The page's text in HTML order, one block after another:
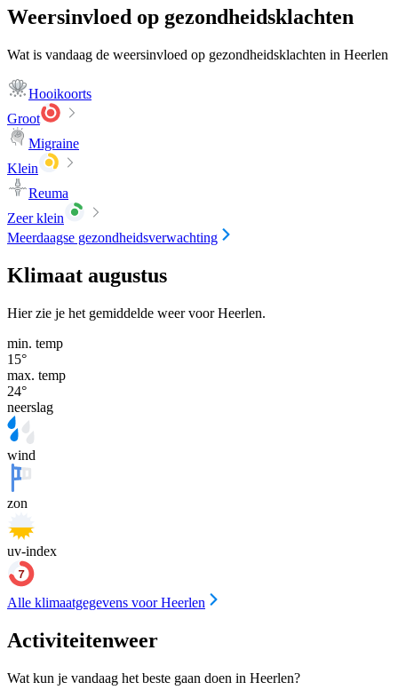
Weersinvloed op gezondheidsklachten
Wat is vandaag de weersinvloed op gezondheidsklachten in Heerlen
Hooikoorts
Groot
Migraine
Klein
Reuma
Zeer klein
Meerdaagse gezondheidsverwachting
Klimaat augustus
Hier zie je het gemiddelde weer voor Heerlen.
min. temp
15°
max. temp
24°
neerslag
wind
zon
uv-index
Alle klimaatgegevens voor Heerlen
Activiteitenweer
Wat kun je vandaag het beste gaan doen in Heerlen?